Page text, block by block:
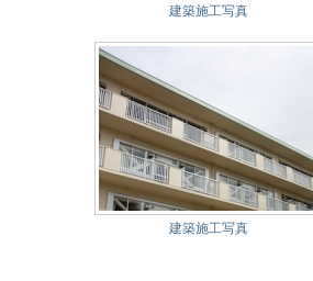
建築施工写真
建築施工写真